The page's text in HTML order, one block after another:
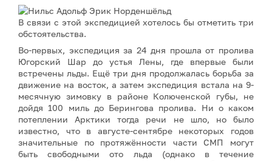
В связи с этой экспедицией хотелось бы отметить три
обстоятельства.
Во-первых, экспедиция за 24 дня прошла от пролива
Югорский Шар до устья Лены, где впервые были
встречены льды. Ещё три дня продолжалась борьба за
движение на восток, а затем экспедиция встала на 9-
месячную зимовку в районе Колюченской губы, не
дойдя 100 миль до Берингова пролива. Ни о каком
потеплении Арктики тогда речи не шло, но было
известно, что в августе-сентябре некоторых годов
значительные по протяжённости части СМП могут
быть свободными ото льда (однако в течение